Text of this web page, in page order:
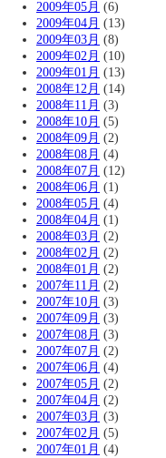
2009年05月 (6)
2009年04月 (13)
2009年03月 (8)
2009年02月 (10)
2009年01月 (13)
2008年12月 (14)
2008年11月 (3)
2008年10月 (5)
2008年09月 (2)
2008年08月 (4)
2008年07月 (12)
2008年06月 (1)
2008年05月 (4)
2008年04月 (1)
2008年03月 (2)
2008年02月 (2)
2008年01月 (2)
2007年11月 (2)
2007年10月 (3)
2007年09月 (3)
2007年08月 (3)
2007年07月 (2)
2007年06月 (4)
2007年05月 (2)
2007年04月 (2)
2007年03月 (3)
2007年02月 (5)
2007年01月 (4)